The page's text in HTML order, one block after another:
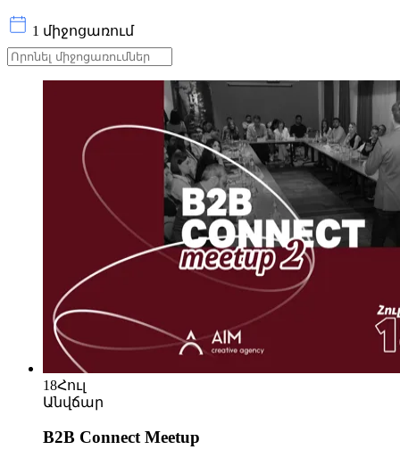
1 միջոցառում
18Հուլ
Անվճար
B2B Connect Meetup